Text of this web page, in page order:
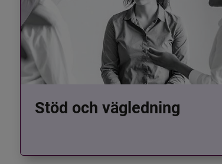
Stöd och vägledning